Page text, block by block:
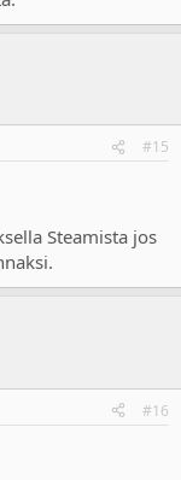
#15
Steamista jos
#16